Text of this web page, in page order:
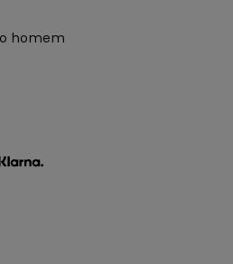
homem